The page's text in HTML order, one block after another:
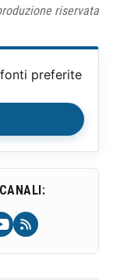
riservata
preferite